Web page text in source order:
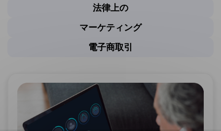
法律上の
マーケティング
電子商取引